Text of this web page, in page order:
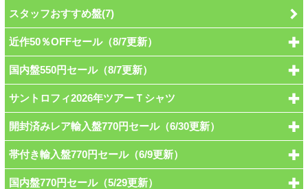
スタッフおすすめ盤(7)
近作50％OFFセール（8/7更新）
国内盤550円セール（8/7更新）
サントロフィ2026年ツアーＴシャツ
開封済みレア輸入盤770円セール（6/30更新）
帯付き輸入盤770円セール（6/9更新）
国内盤770円セール（5/29更新）